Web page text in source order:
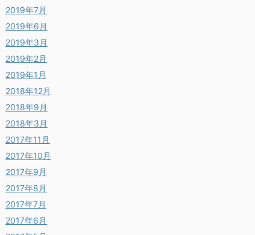
2019年7月
2019年6月
2019年3月
2019年2月
2019年1月
2018年12月
2018年9月
2018年3月
2017年11月
2017年10月
2017年9月
2017年8月
2017年7月
2017年6月